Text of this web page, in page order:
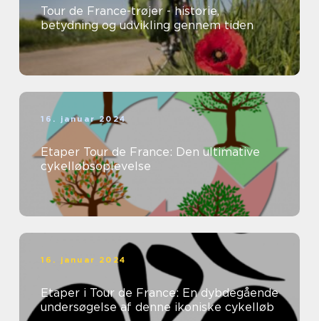
Tour de France-trøjer - historie,
betydning og udvikling gennem tiden
16. januar 2024
Etaper Tour de France: Den ultimative
cykelløbsoplevelse
16. januar 2024
Etaper i Tour de France: En dybdegående
undersøgelse af denne ikoniske cykelløb